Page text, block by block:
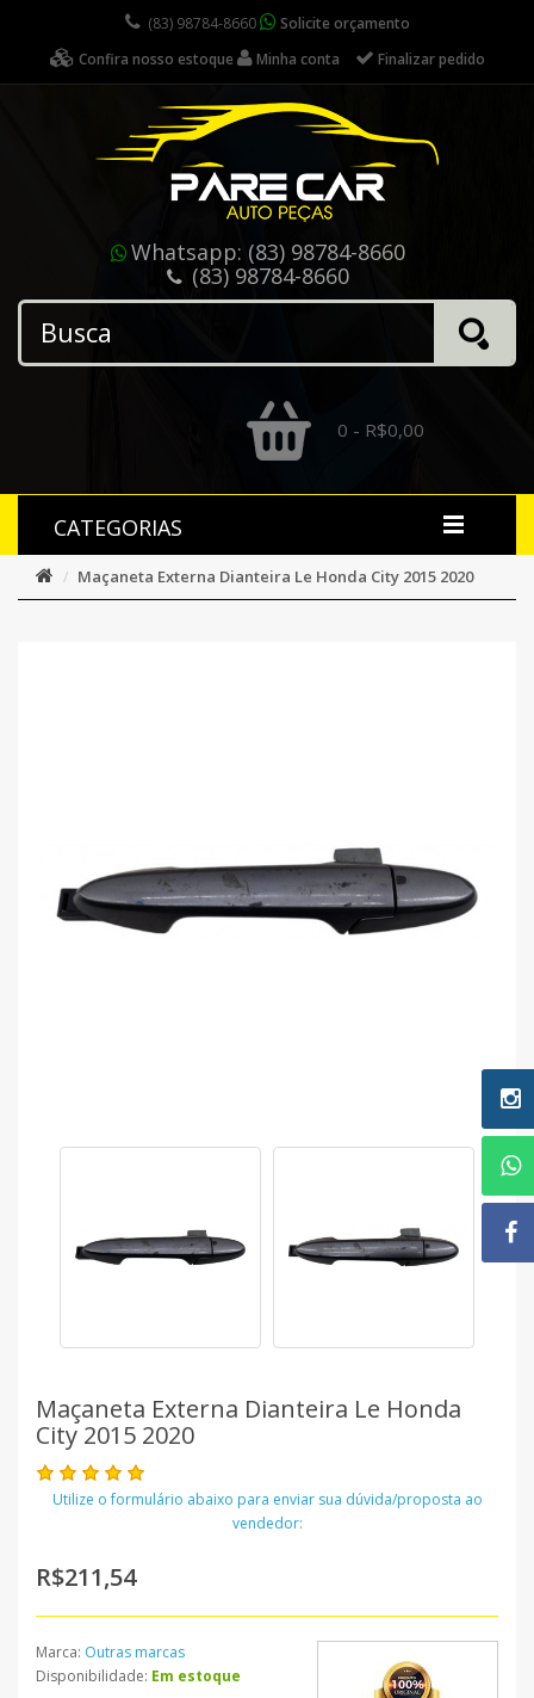
(83) 98784-8660
Solicite orçamento
Confira nosso estoque
Minha conta Finalizar pedido
Whatsapp: (83) 98784-8660
(83) 98784-8660
0 - R$0,00
CATEGORIAS
Maçaneta Externa Dianteira Le Honda City 2015 2020
Maçaneta Externa Dianteira Le Honda
City 2015 2020
Utilize o formulário abaixo para enviar sua dúvida/proposta ao
vendedor:
R$211,54
Marca: Outras marcas
Disponibilidade: Em estoque